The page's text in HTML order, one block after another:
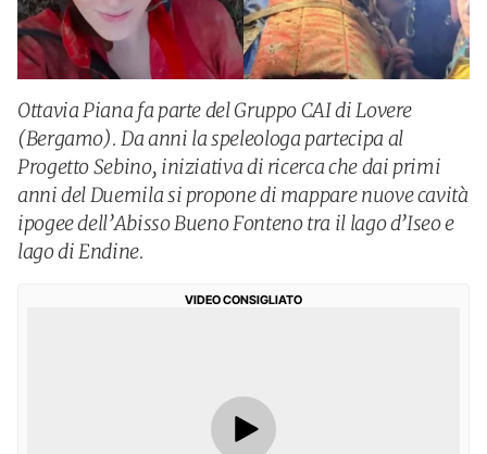
Ottavia Piana fa parte del Gruppo CAI di Lovere
(Bergamo). Da anni la speleologa partecipa al
Progetto Sebino, iniziativa di ricerca che dai primi
anni del Duemila si propone di mappare nuove cavità
ipogee dell’Abisso Bueno Fonteno tra il lago d’Iseo e
lago di Endine.
VIDEO CONSIGLIATO